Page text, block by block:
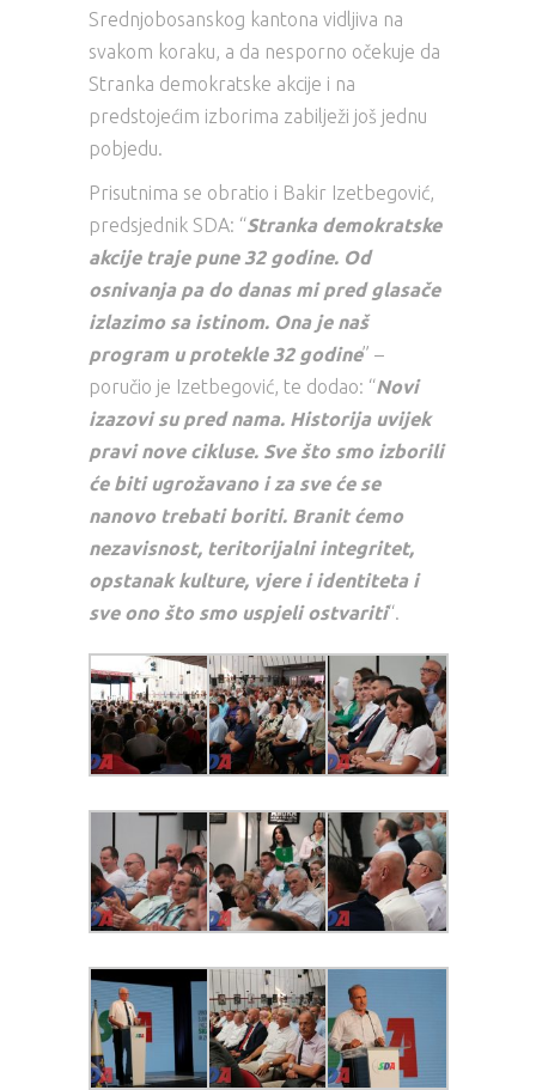
Srednjobosanskog kantona vidljiva na
svakom koraku, a da nesporno očekuje da
Stranka demokratske akcije i na
predstojećim izborima zabilježi još jednu
pobjedu.
Prisutnima se obratio i Bakir Izetbegović,
predsjednik SDA: “Stranka demokratske
akcije traje pune 32 godine. Od
osnivanja pa do danas mi pred glasače
izlazimo sa istinom. Ona je naš
program u protekle 32 godine” –
poručio je Izetbegović, te dodao: “Novi
izazovi su pred nama. Historija uvijek
pravi nove cikluse. Sve što smo izborili
će biti ugrožavano i za sve će se
nanovo trebati boriti. Branit ćemo
nezavisnost, teritorijalni integritet,
opstanak kulture, vjere i identiteta i
sve ono što smo uspjeli ostvariti“.